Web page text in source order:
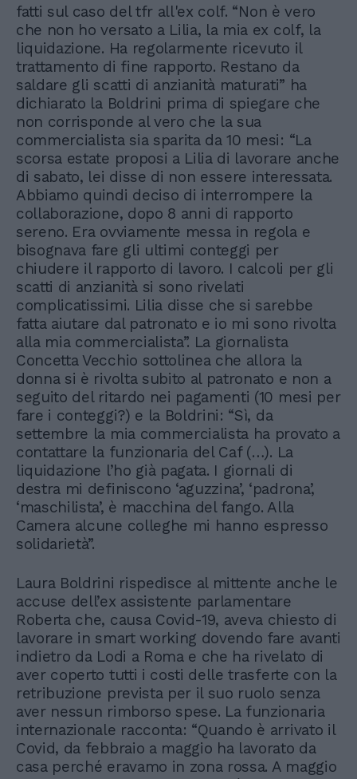
fatti sul caso del tfr all'ex colf. “Non è vero
che non ho versato a Lilia, la mia ex colf, la
liquidazione. Ha regolarmente ricevuto il
trattamento di fine rapporto. Restano da
saldare gli scatti di anzianità maturati” ha
dichiarato la Boldrini prima di spiegare che
non corrisponde al vero che la sua
commercialista sia sparita da 10 mesi: “La
scorsa estate proposi a Lilia di lavorare anche
di sabato, lei disse di non essere interessata.
Abbiamo quindi deciso di interrompere la
collaborazione, dopo 8 anni di rapporto
sereno. Era ovviamente messa in regola e
bisognava fare gli ultimi conteggi per
chiudere il rapporto di lavoro. I calcoli per gli
scatti di anzianità si sono rivelati
complicatissimi. Lilia disse che si sarebbe
fatta aiutare dal patronato e io mi sono rivolta
alla mia commercialista”. La giornalista
Concetta Vecchio sottolinea che allora la
donna si è rivolta subito al patronato e non a
seguito del ritardo nei pagamenti (10 mesi per
fare i conteggi?) e la Boldrini: “Sì, da
settembre la mia commercialista ha provato a
contattare la funzionaria del Caf (…). La
liquidazione l’ho già pagata. I giornali di
destra mi definiscono ‘aguzzina’, ‘padrona’,
‘maschilista’, è macchina del fango. Alla
Camera alcune colleghe mi hanno espresso
solidarietà”.
Laura Boldrini rispedisce al mittente anche le
accuse dell’ex assistente parlamentare
Roberta che, causa Covid-19, aveva chiesto di
lavorare in smart working dovendo fare avanti
indietro da Lodi a Roma e che ha rivelato di
aver coperto tutti i costi delle trasferte con la
retribuzione prevista per il suo ruolo senza
aver nessun rimborso spese. La funzionaria
internazionale racconta: “Quando è arrivato il
Covid, da febbraio a maggio ha lavorato da
casa perché eravamo in zona rossa. A maggio